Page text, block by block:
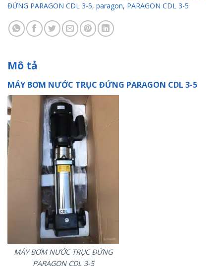
ĐỨNG PARAGON CDL 3-5, paragon, PARAGON CDL 3-5
Mô tả
MÁY BƠM NƯỚC TRỤC ĐỨNG PARAGON CDL 3-5
MÁY BƠM NƯỚC TRỤC ĐỨNG
PARAGON CDL 3-5